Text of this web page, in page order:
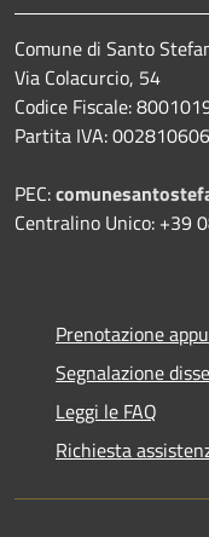
Comune di Santo
Via Colacurcio, 54
Codice Fiscale:
Partita IVA:
PEC:
Centralino Unico: +39
Prenotazione
Segnalazione
Leggi le FAQ
Richiesta